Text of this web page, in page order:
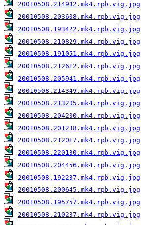
20010508.214942.mk4.rpb.vig.jpg
20010508.203608.mk4.rpb.vig.jpg
20010508.193422.mk4.rpb.vig.jpg
20010508.210829.mk4.rpb.vig.jpg
20010508.191051.mk4.rpb.vig.jpg
20010508.212612.mk4.rpb.vig.jpg
20010508.205941.mk4.rpb.vig.jpg
20010508.214349.mk4.rpb.vig.jpg
20010508.213205.mk4.rpb.vig.jpg
20010508.204200.mk4.rpb.vig.jpg
20010508.201238.mk4.rpb.vig.jpg
20010508.212017.mk4.rpb.vig.jpg
20010508.220130.mk4.rpb.vig.jpg
20010508.204456.mk4.rpb.vig.jpg
20010508.192237.mk4.rpb.vig.jpg
20010508.200645.mk4.rpb.vig.jpg
20010508.195757.mk4.rpb.vig.jpg
20010508.210237.mk4.rpb.vig.jpg